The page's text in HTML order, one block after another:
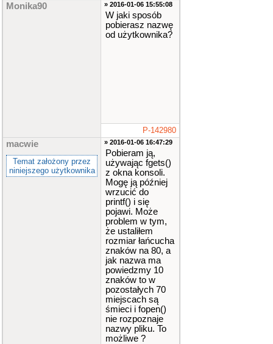
Monika90 » 2016-01-06 15:55:08
W jaki sposób
pobierasz nazwę
od użytkownika?
P-142980
macwie
Temat założony przez
niniejszego użytkownika
» 2016-01-06 16:47:29
Pobieram ją,
używając fgets()
z okna konsoli.
Mogę ją później
wrzucić do
printf() i się
pojawi. Może
problem w tym,
że ustaliłem
rozmiar łańcucha
znaków na 80, a
jak nazwa ma
powiedzmy 10
znaków to w
pozostałych 70
miejscach są
śmieci i fopen()
nie rozpoznaje
nazwy pliku. To
możliwe ?